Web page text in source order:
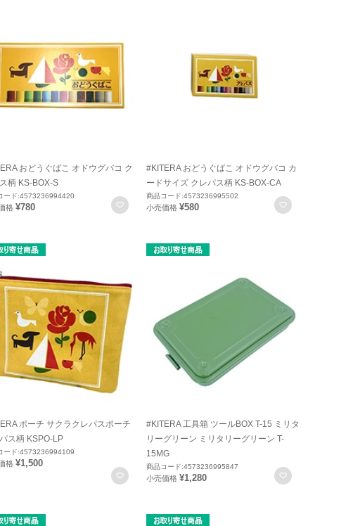
りに登録
おどうぐばこ オドウグバコ ク
柄 KS-BOX-S
ード:4573236994420
格 ¥780 お気に入りに登録
#KITERA おどうぐばこ オドウグバコ カ
ードサイズ クレパス柄 KS-BOX-CA
商品コード:4573236995502
小売価格 ¥580
ポーチ サクラクレパスポーチ
ス柄 KSPO-LP
ード:4573236994109
格 ¥1,500
お気に入りに登録
#KITERA 工具箱 ツールBOX T-15 ミリタ
リーグリーン ミリタリーグリーン T-
15MG
商品コード:4573236995847
小売価格 ¥1,280